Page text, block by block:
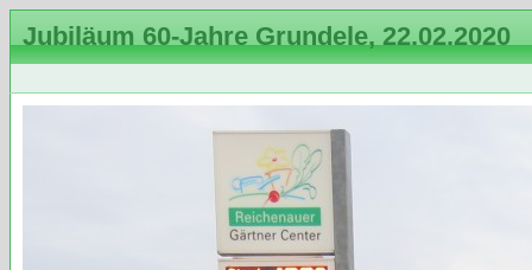
Jubiläum 60-Jahre Grundele, 22.02.2020